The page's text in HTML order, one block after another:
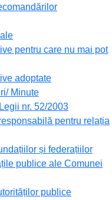
pentru care nu mai pot
adoptate
Minute
nr. 52/2003
pentru relația
și federațiilor
publice ale Comunei
publice